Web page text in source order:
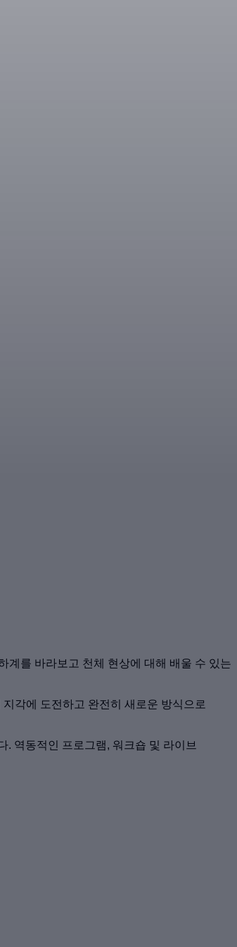
계를 바라보고 천체 현상에 대해 배울 수 있는
각에 도전하고 완전히 새로운 방식으로
. 역동적인 프로그램, 워크숍 및 라이브